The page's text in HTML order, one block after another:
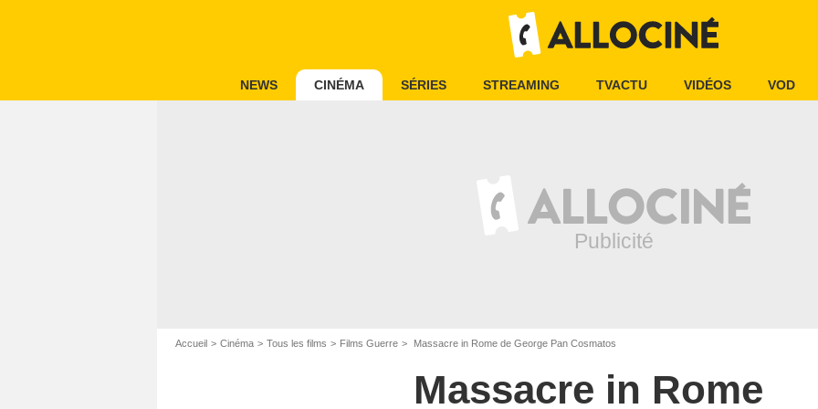
NEWS CINÉMA SÉRIES STREAMING TVACTU VIDÉOS VOD
Accueil Cinéma Tous les films Films Guerre Massacre in Rome de George Pan Cosmatos
Massacre in Rome